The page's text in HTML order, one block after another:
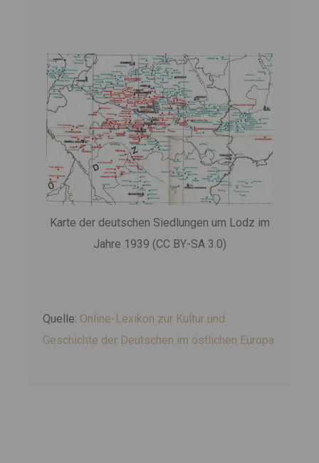
Karte der deutschen Siedlungen um Lodz im
Jahre 1939 (CC BY-SA 3.0)
Quelle: Online-Lexikon zur Kultur und
Geschichte der Deutschen im östlichen Europa